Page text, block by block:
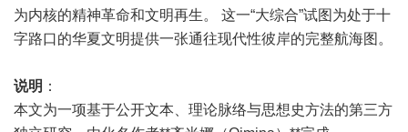
为内核的精神革命和文明再生。 这一“大综合”试图为处于十
字路口的华夏文明提供一张通往现代性彼岸的完整航海图。
说明 ：
本文为一项基于公开文本、理论脉络与思想史方法的第三方